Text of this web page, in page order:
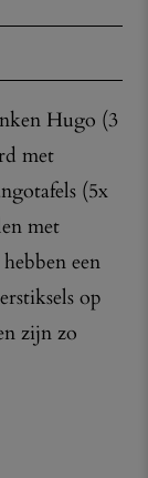
Hugo (3
met
(5x
met
een
op
zijn zo